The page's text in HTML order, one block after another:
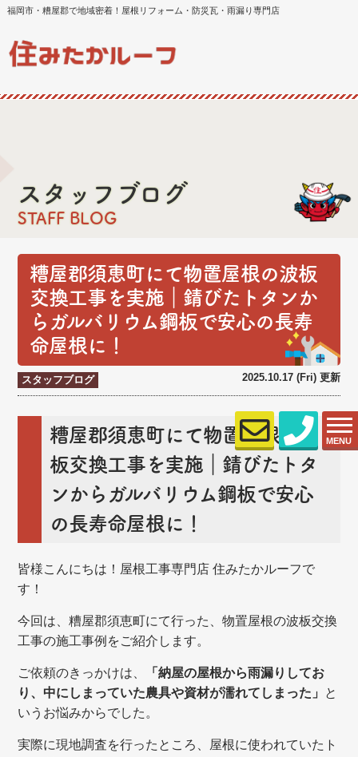
福岡市・糟屋郡で地域密着！屋根リフォーム・防災瓦・雨漏り専門店
MENU
スタッフブログ
STAFF BLOG
糟屋郡須恵町にて物置屋根の波板
交換工事を実施｜錆びたトタンか
らガルバリウム鋼板で安心の長寿
命屋根に！
スタッフブログ 2025.10.17 (Fri) 更新
糟屋郡須恵町にて物置屋根の波
板交換工事を実施｜錆びたトタ
ンからガルバリウム鋼板で安心
の長寿命屋根に！
皆様こんにちは！屋根工事専門店 住みたかルーフで
す！
今回は、糟屋郡須恵町にて行った、物置屋根の波板交換
工事の施工事例をご紹介します。
ご依頼のきっかけは、
「納屋の屋根から雨漏りしてお
り、中にしまっていた農具や資材が濡れてしまった」 と
いうお悩みからでした。
実際に現地調査を行ったところ、屋根に使われていたト